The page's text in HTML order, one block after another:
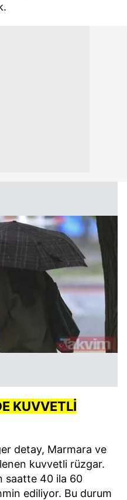
KUVVETLİ
detay, Marmara ve
kuvvetli rüzgar.
saatte 40 ila 60
ediliyor. Bu durum